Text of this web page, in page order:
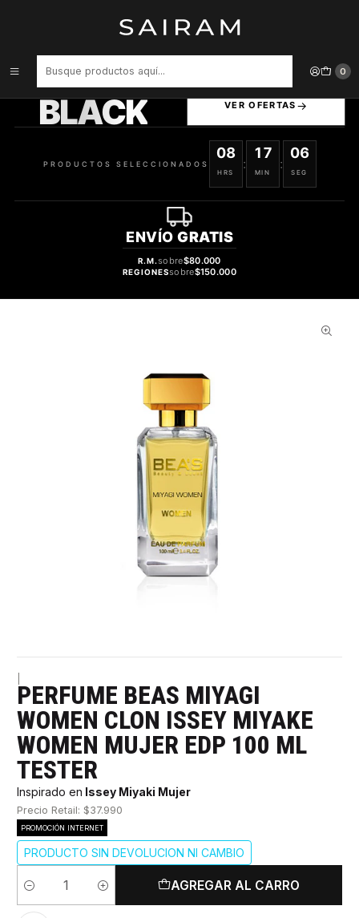
0
Perfume Beas Miyagi Women Clon Issey Miyake Women Mujer Edp
BLACK VER OFERTAS
PRODUCTOS SELECCIONADOS
08
HRS
:
17
MIN
:
05
SEG
ENVÍO GRATIS
R.M.sobre$80.000
REGIONESsobre$150.000
PERFUME BEAS MIYAGI
WOMEN CLON ISSEY MIYAKE
WOMEN MUJER EDP 100 ML
TESTER
Inspirado en Issey Miyaki Mujer
Precio Retail: $37.990
PROMOCIÓN INTERNET
PRODUCTO SIN DEVOLUCION NI CAMBIO
Cantidad
AGREGAR AL CARRO